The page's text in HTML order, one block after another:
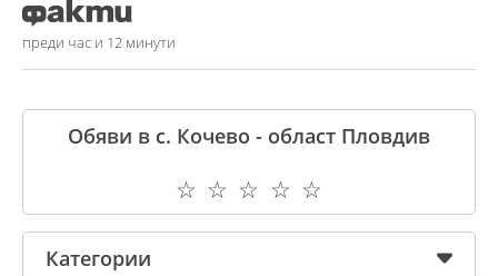
преди час и 12 минути
Обяви в с. Кочево - област Пловдив
☆
☆
☆
☆
☆
Категории